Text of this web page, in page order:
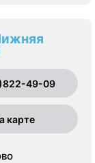
49-09
карте